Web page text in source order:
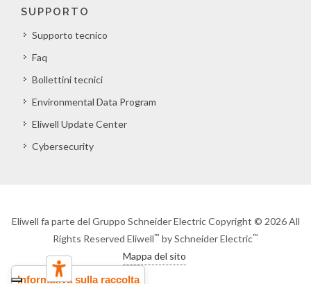
SUPPORTO
Supporto tecnico
Faq
Bollettini tecnici
Environmental Data Program
Eliwell Update Center
Cybersecurity
Eliwell fa parte del Gruppo Schneider Electric Copyright © 2026 All
Rights Reserved Eliwell™ by Schneider Electric™
Mappa del sito
Informativa sulla raccolta